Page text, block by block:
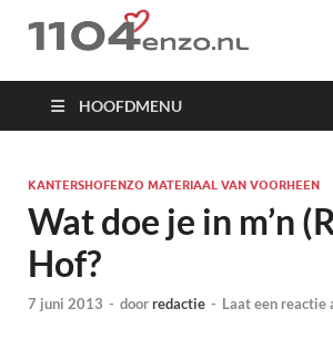
1104 en zo
HOOFDMENU
KANTERSHOFENZO MATERIAAL VAN VOORHEEN
Wat doe je in m’n
Hof?
7 juni 2013 - doorredactie - Laat een reactie